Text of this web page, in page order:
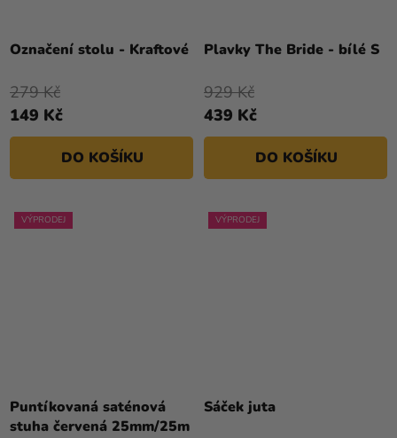
Označení stolu - Kraftové
149 Kč
279 Kč
DO KOŠÍKU
Plavky The Bride - bílé S
439 Kč
929 Kč
DO KOŠÍKU
VÝPRODEJ
Puntíkovaná saténová
stuha červená 25mm/25m
VÝPRODEJ
Sáček juta